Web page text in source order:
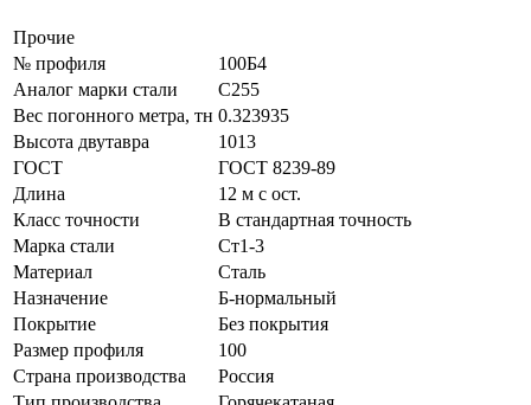
Прочие
№ профиля
100Б4
Аналог марки стали
С255
Вес погонного метра, тн 0.323935
Высота двутавра
1013
ГОСТ
ГОСТ 8239-89
Длина
12 м с ост.
Класс точности
В стандартная точность
Марка стали
Ст1-3
Материал
Сталь
Назначение
Б-нормальный
Покрытие
Без покрытия
Размер профиля
100
Страна производства
Россия